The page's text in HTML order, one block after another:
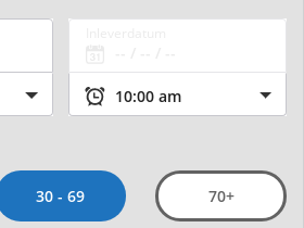
30 - 69 70+